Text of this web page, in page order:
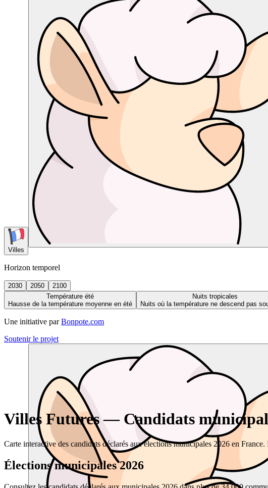
Villes
Horizon temporel
2030 2050
2100
Température été
Hausse de la température moyenne en été
Nuits tropicales
Nuits où la température ne descend pas
Une initiative par Bonpote.com
Soutenir le projet
Villes Futures — Candidats
Carte interactive des candidats déclarés aux élections municipales 2026 en
Élections municipales 2026